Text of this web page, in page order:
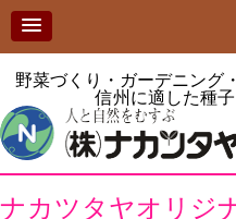
野菜づくり・ガーデニング
信州に適した種
ナカツタヤオリジ